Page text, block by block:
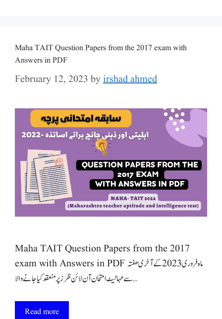
Maha TAIT Question Papers from the 2017 exam with
Answers in PDF
February 12, 2023 byirshad ahmed
Maha TAIT Question Papers from the 2017
exam with Answers in PDF ماہ فروری 2023 کے آخری ھفتہ
سے مہا ٹیٹ امتحان آن لائن ظرز پر منعقد کیا جانے والا …
Read more